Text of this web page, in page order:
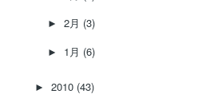
► 2月 (3)
► 1月 (6)
► 2010 (43)